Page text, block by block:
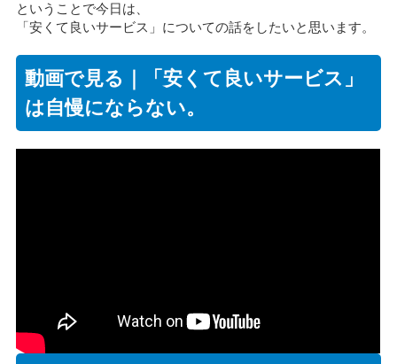
ということで今日は、
「安くて良いサービス」についての話をしたいと思います。
動画で見る｜「安くて良いサービス」
は自慢にならない。